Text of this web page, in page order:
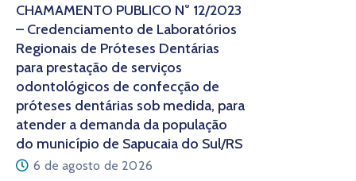
CHAMAMENTO PÚBLICO N° 12/2023
– Credenciamento de Laboratórios
Regionais de Próteses Dentárias
para prestação de serviços
odontológicos de confecção de
próteses dentárias sob medida, para
atender a demanda da população
do município de Sapucaia do Sul/RS
6 de agosto de 2026